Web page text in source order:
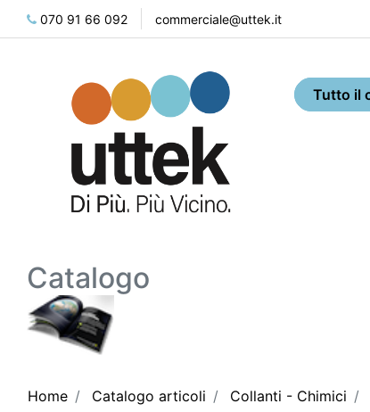
070 91 66 092 commerciale@uttek.it
Catalogo
Home Catalogo articoli Collanti - Chimici